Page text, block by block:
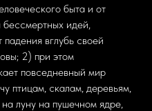
быта и от
идей,
вглубь своей
2) при этом
повседневный мир
птицам, скалам, деревьям,
луну на пушечном ядре,